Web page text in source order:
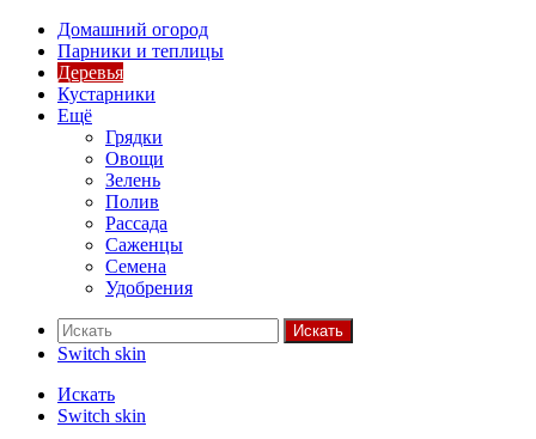
Домашний огород
Парники и теплицы
Деревья
Кустарники
Ещё
Грядки
Овощи
Зелень
Полив
Рассада
Саженцы
Семена
Удобрения
Искать
Switch skin
Искать
Switch skin